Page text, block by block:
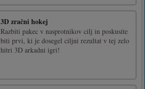
3D zračni hokej
Razbiti pakec v nasprotnikov cilj in poskusite
biti prvi, ki je dosegel ciljni rezultat v tej zelo
hitri 3D arkadni igri!